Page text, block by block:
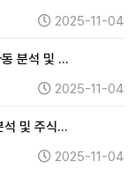
2025-11-04
분석 및 …
2025-11-04
및 주식…
2025-11-04